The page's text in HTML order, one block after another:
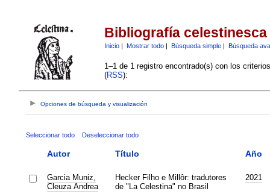
Bibliografía celestinesca
Inicio| Mostrar todo| Búsqueda simple| Búsqueda
1–1 de 1 registro encontrado(s) con los
(RSS):
Opciones de búsqueda y visualización
Seleccionar todo Deseleccionar todo
Autor Título Año
Garcia Muniz,
Cleuza Andrea
Hecker Filho e Millôr: tradutores
de "La Celestina" no Brasil
2021